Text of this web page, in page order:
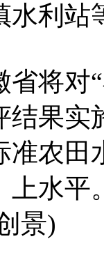
水利站
对“
结果实
准农田
上水平
景)